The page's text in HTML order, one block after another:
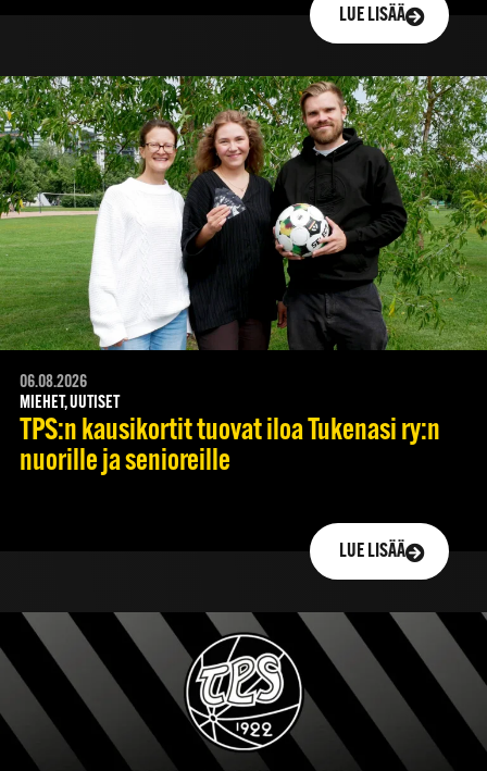
LUE LISÄÄ
06.08.2026
MIEHET, UUTISET
TPS:n kausikortit tuovat iloa Tukenasi ry:n
nuorille ja senioreille
LUE LISÄÄ